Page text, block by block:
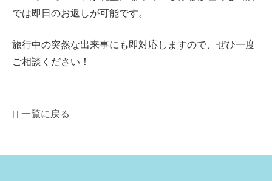
では即日のお返しが可能です。
旅行中の突然な出来事にも即対応しますので、ぜひ一度
ご相談ください！
一覧に戻る